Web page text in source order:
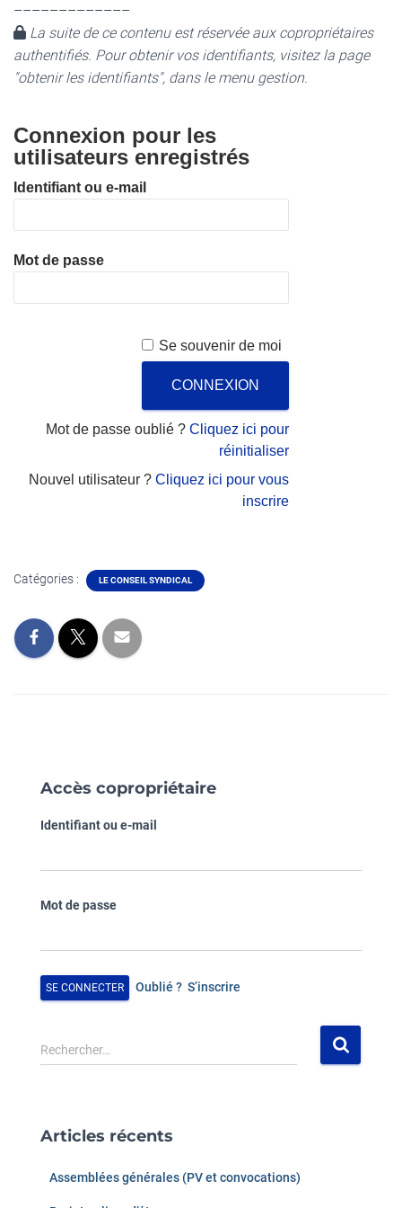
–––––––––––––
La suite de ce contenu est réservée aux copropriétaires
authentifiés. Pour obtenir vos identifiants, visitez la page
"obtenir les identifiants", dans le menu gestion.
Connexion pour les
utilisateurs enregistrés
Identifiant ou e-mail
Mot de passe
Se souvenir de moi
Mot de passe oublié ?Cliquez ici pour
réinitialiser
Nouvel utilisateur ?Cliquez ici pour vous
inscrire
Catégories : LE CONSEIL SYNDICAL
Accès copropriétaire
Identifiant ou e-mail
Mot de passe
Oublié ? S’inscrire
R
e
r
Rechercher…
Articles récents
Assemblées générales (PV et convocations)